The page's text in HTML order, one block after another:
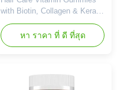
รสชาติธรรมชาติ
with Biotin, Collagen & Keratin
Support Product Overview
Our premium hair vitamin
gummies feature a powerful
promote hair growth, reduce
หา ราคา ที่ ดี ที่สุด